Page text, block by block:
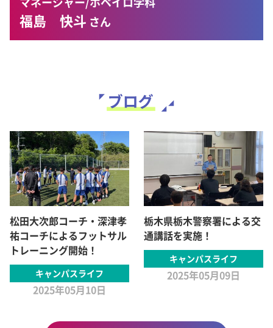
は何をしている時ですか？
スパイクの加工、手入れをしている
時。
福島 快斗 さん
松田大次郎コーチ・深津孝
祐コーチによるフットサル
トレーニング開始！
キャンパスライフ
2025年05月10日
栃木県栃木警察署による交
通講話を実施！
キャンパスライフ
2025年05月09日